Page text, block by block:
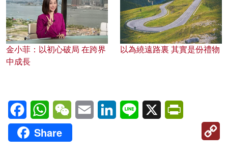
金小菲：以初心破局 在跨界
中成長
以為繞遠路裏 其實是份禮物
FacebookWhatsAppWeChatEmail LinkedInLine X
Share